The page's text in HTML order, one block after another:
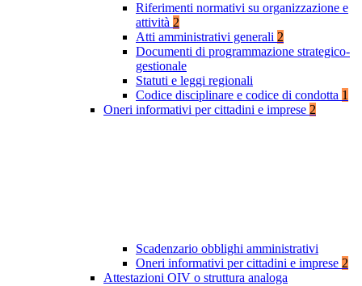
Riferimenti normativi su organizzazione e
attività 2
Atti amministrativi generali 2
Documenti di programmazione strategico-
gestionale
Statuti e leggi regionali
Codice disciplinare e codice di condotta 1
Oneri informativi per cittadini e imprese 2
Scadenzario obblighi amministrativi
Oneri informativi per cittadini e imprese 2
Attestazioni OIV o struttura analoga